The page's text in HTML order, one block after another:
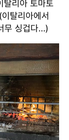
탈리아 토마토
탈리아에서
무 싱겁다…)